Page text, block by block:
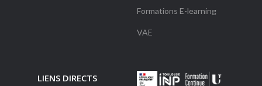
Formations E-learning
VAE
LIENS DIRECTS